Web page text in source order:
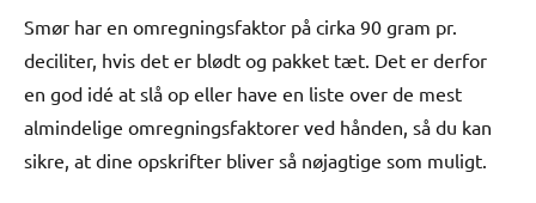
Smør har en omregningsfaktor på cirka 90 gram pr.
deciliter, hvis det er blødt og pakket tæt. Det er derfor
en god idé at slå op eller have en liste over de mest
almindelige omregningsfaktorer ved hånden, så du kan
sikre, at dine opskrifter bliver så nøjagtige som muligt.